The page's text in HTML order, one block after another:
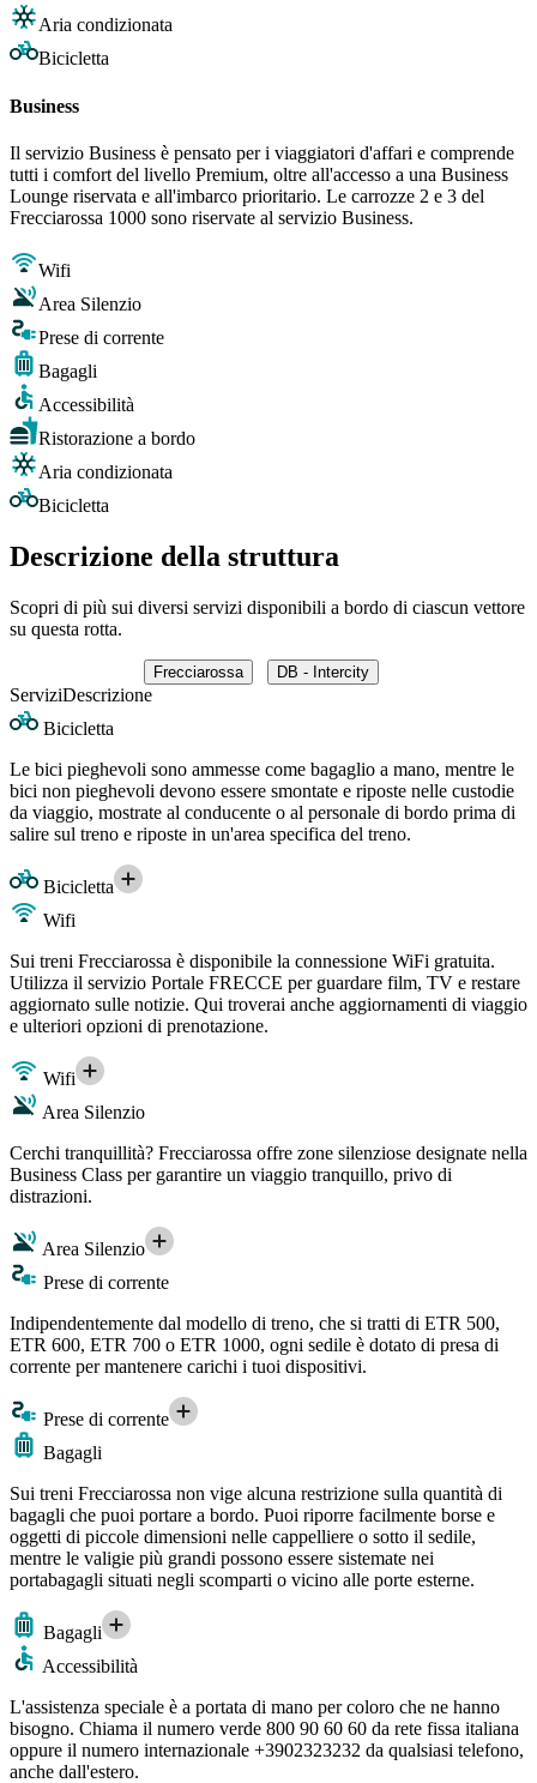
Aria condizionata
Bicicletta
Business
Il servizio Business è pensato per i viaggiatori d'affari e comprende
tutti i comfort del livello Premium, oltre all'accesso a una Business
Lounge riservata e all'imbarco prioritario. Le carrozze 2 e 3 del
Frecciarossa 1000 sono riservate al servizio Business.
Wifi
Area Silenzio
Prese di corrente
Bagagli
Accessibilità
Ristorazione a bordo
Aria condizionata
Bicicletta
Descrizione della struttura
Scopri di più sui diversi servizi disponibili a bordo di ciascun vettore
su questa rotta.
Frecciarossa DB - Intercity
ServiziDescrizione
Bicicletta
Le bici pieghevoli sono ammesse come bagaglio a mano, mentre le
bici non pieghevoli devono essere smontate e riposte nelle custodie
da viaggio, mostrate al conducente o al personale di bordo prima di
salire sul treno e riposte in un'area specifica del treno.
Bicicletta
Wifi
Sui treni Frecciarossa è disponibile la connessione WiFi gratuita.
Utilizza il servizio Portale FRECCE per guardare film, TV e restare
aggiornato sulle notizie. Qui troverai anche aggiornamenti di viaggio
e ulteriori opzioni di prenotazione.
Wifi
Area Silenzio
Cerchi tranquillità? Frecciarossa offre zone silenziose designate nella
Business Class per garantire un viaggio tranquillo, privo di
distrazioni.
Area Silenzio
Prese di corrente
Indipendentemente dal modello di treno, che si tratti di ETR 500,
ETR 600, ETR 700 o ETR 1000, ogni sedile è dotato di presa di
corrente per mantenere carichi i tuoi dispositivi.
Prese di corrente
Bagagli
Sui treni Frecciarossa non vige alcuna restrizione sulla quantità di
bagagli che puoi portare a bordo. Puoi riporre facilmente borse e
oggetti di piccole dimensioni nelle cappelliere o sotto il sedile,
mentre le valigie più grandi possono essere sistemate nei
portabagagli situati negli scomparti o vicino alle porte esterne.
Bagagli
Accessibilità
L'assistenza speciale è a portata di mano per coloro che ne hanno
bisogno. Chiama il numero verde 800 90 60 60 da rete fissa italiana
oppure il numero internazionale +3902323232 da qualsiasi telefono,
anche dall'estero.